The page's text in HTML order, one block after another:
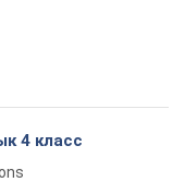
4 класс